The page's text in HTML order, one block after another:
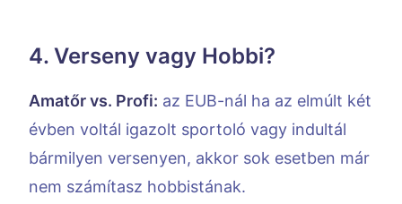
4. Verseny vagy Hobbi?
Amatőr vs. Profi: az EUB-nál ha az elmúlt két
évben voltál igazolt sportoló vagy indultál
bármilyen versenyen, akkor sok esetben már
nem számítasz hobbistának.